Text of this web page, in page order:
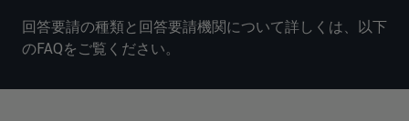
回答要請の種類と回答要請機関について詳しくは、以下
のFAQをご覧ください。